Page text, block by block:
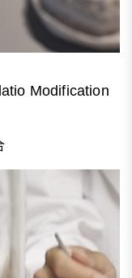
Modification